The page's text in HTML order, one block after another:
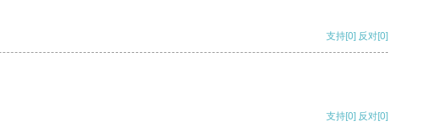
支持[0] 反对[0]
支持[0] 反对[0]